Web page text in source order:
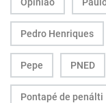
Pedro Henriques
Pepe PNED
Pontapé de penálti